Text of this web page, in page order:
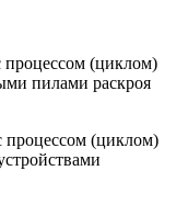
процессом (циклом)
пилами раскроя
процессом (циклом)